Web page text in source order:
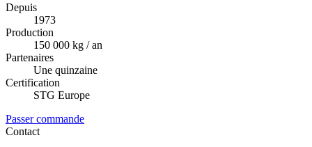
Depuis
1973
Production
150 000 kg / an
Partenaires
Une quinzaine
Certification
STG Europe
Passer commande
Contact